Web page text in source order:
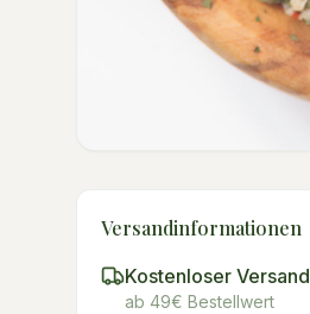
Versandinformationen
Kostenloser Versand
ab 49€ Bestellwert